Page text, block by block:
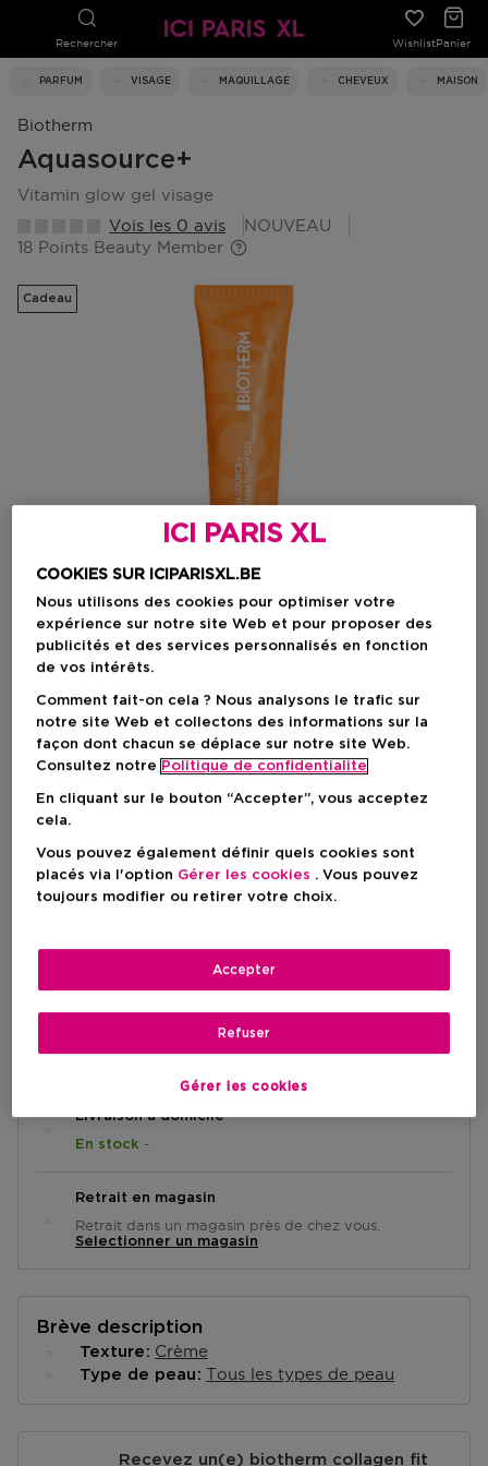
Rechercher WishlistPanier
PARFUM VISAGE MAQUILLAGE CHEVEUX MAISON
Biotherm
Aquasource+
vitamin glow gel visage
Vois les 0 avis
NOUVEAU
18 Points Beauty Member
Cadeau
Choisissez votre format
30 ML
Prix promotionnel
18,85 €
22,99 €
Prix de vente conseillé 22,99 €
AJOUTER AU PANIER
Livraison à domicile
En stock -
Retrait en magasin
Retrait dans un magasin près de chez vous.
Selectionner un magasin
Brève description
Texture Crème
Type de peau Tous les types de peau
Recevez un(e) biotherm collagen fit
ICI PARIS XL
COOKIES SUR ICIPARISXL.BE
Nous utilisons des cookies pour optimiser votre
expérience sur notre site Web et pour proposer des
publicités et des services personnalisés en fonction
de vos intérêts.
Comment fait-on cela ? Nous analysons le trafic sur
notre site Web et collectons des informations sur la
façon dont chacun se déplace sur notre site Web.
Consultez notre Politique de confidentialite
En cliquant sur le bouton “Accepter”, vous acceptez
cela.
Vous pouvez également définir quels cookies sont
placés via l'option Gérer les cookies . Vous pouvez
toujours modifier ou retirer votre choix.
Gérer les cookies
Refuser
Accepter